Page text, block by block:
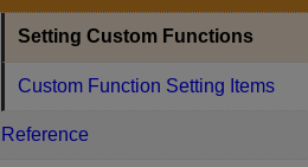
Setting Custom Functions
Custom Function Setting Items
Reference